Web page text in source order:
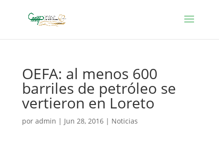
OEFA: al menos 600
barriles de petróleo se
vertieron en Loreto
por admin | Jun 28, 2016| Noticias